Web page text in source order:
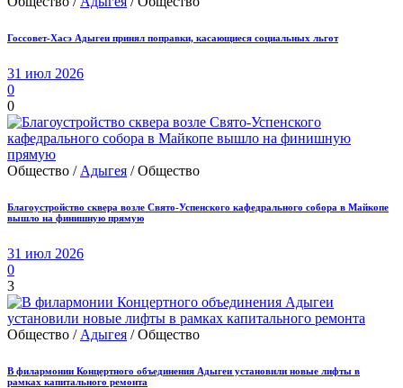
Госсовет-Хасэ Адыгеи принял поправки, касающиеся социальных льгот
31 июл 2026
0
0
Общество / Адыгея / Общество
Благоустройство сквера возле Свято-Успенского кафедрального собора в Майкопе
вышло на финишную прямую
31 июл 2026
0
3
Общество / Адыгея / Общество
В филармонии Концертного объединения Адыгеи установили новые лифты в
рамках капитального ремонта